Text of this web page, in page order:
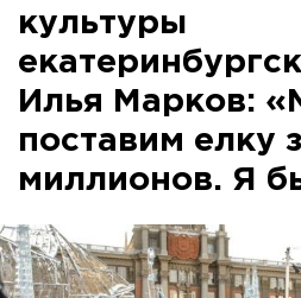
культуры
Илья Марков:
поставим елку
миллионов. Я